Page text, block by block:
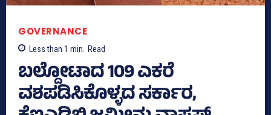
GOVERNANCE
Less than 1 min. Read
ಬಲ್ದೋಟಾದ 109 ಎಕರೆ
ವಶಪಡಿಸಿಕೊಳ್ಳದ ಸರ್ಕಾರ,